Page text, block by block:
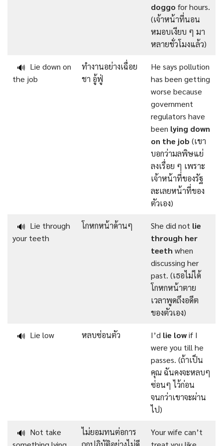
doggo for hours.
(เจ้าหน้าที่นอน
หมอบเงียบ ๆ มา
หลายชั่วโมงแล้ว)
🔊 Lie down on
the job
ทำงานอย่างเฉื่อย
ชา อู้ฟู่
He says pollution
has been getting
worse because
government
regulators have
been lying down
on the job (เขา
บอกว่ามลพิษแย่
ลงเรื่อย ๆ เพราะ
เจ้าหน้าที่ของรัฐ
ละเลยหน้าที่ของ
ตัวเอง)
🔊 Lie through
your teeth
โกหกหน้าด้านๆ She did not lie
through her
teeth when
discussing her
past. (เธอไม่ได้
โกหกหน้าตาย
เวลาพูดถึงอดีต
ของตัวเอง)
🔊 Lie low หลบซ่อนตัว I’d lie lowif I
were you till he
passes. (ถ้าเป็น
คุณ ฉันคงจะหลบๆ
ซ่อนๆ ไว้ก่อน
จนกว่าเขาจะผ่าน
ไป)
🔊 Not take
ไม่ยอมทนต่อการ
Your wife can’t